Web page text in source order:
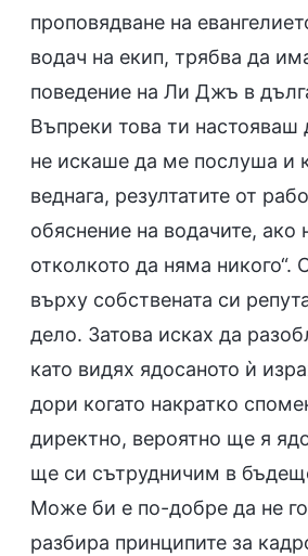
проповядване на
водач на екип, трябва да
поведение на Ли Джъ в
Въпреки това ти настояваш
не искаше да ме послуша и
веднага, резултатите от
обяснение на водачите,
отколкото да няма никого“.
върху собствената си
дело. Затова исках да
като видях ядосаното ѝ
дори когато накратко
директно, вероятно ще я
ще си сътрудничим в
Може би е по-добре да не
разбира принципите за